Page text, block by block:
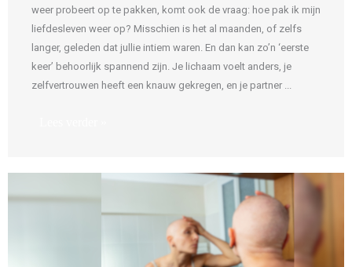
weer probeert op te pakken, komt ook de vraag: hoe pak ik mijn
liefdesleven weer op? Misschien is het al maanden, of zelfs
langer, geleden dat jullie intiem waren. En dan kan zo’n ‘eerste
keer’ behoorlijk spannend zijn. Je lichaam voelt anders, je
zelfvertrouwen heeft een knauw gekregen, en je partner ...